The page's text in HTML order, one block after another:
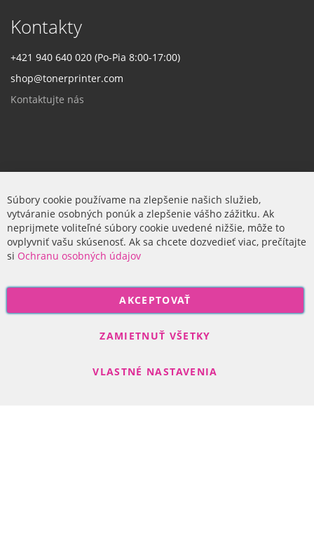
Kontakty
+421 940 640 020 (Po-Pia 8:00-17:00)
shop@tonerprinter.com
Kontaktujte nás
Firma
O nás
P
Súbory cookie používame na zlepšenie našich služieb,
vytváranie osobných ponúk a zlepšenie vášho zážitku. Ak
neprijmete voliteľné súbory cookie uvedené nižšie, môže to
ovplyvniť vašu skúsenosť. Ak sa chcete dozvedieť viac, prečítajte
si Ochranu osobných údajov
AKCEPTOVAŤ
ZAMIETNUŤ VŠETKY
VLASTNÉ NASTAVENIA